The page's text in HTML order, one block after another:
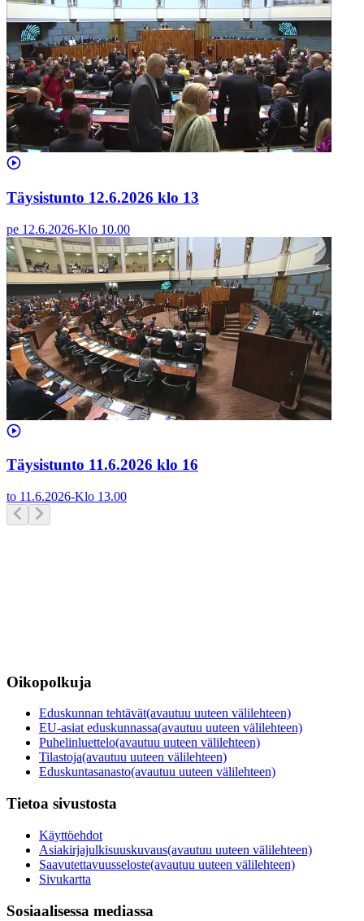
Täysistunto 12.6.2026 klo 13
pe 12.6.2026-Klo 10.00
Täysistunto 11.6.2026 klo 16
to 11.6.2026-Klo 13.00
Oikopolkuja
Eduskunnan tehtävät(avautuu uuteen välilehteen)
EU-asiat eduskunnassa(avautuu uuteen välilehteen)
Puhelinluettelo(avautuu uuteen välilehteen)
Tilastoja(avautuu uuteen välilehteen)
Eduskuntasanasto(avautuu uuteen välilehteen)
Tietoa sivustosta
Käyttöehdot
Asiakirjajulkisuuskuvaus(avautuu uuteen välilehteen)
Saavutettavuusseloste(avautuu uuteen välilehteen)
Sivukartta
Sosiaalisessa mediassa